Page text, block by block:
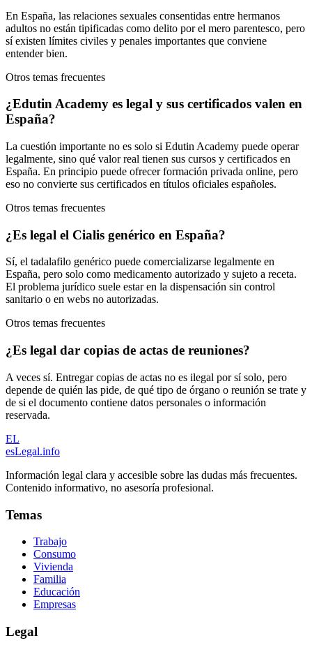
En España, las relaciones sexuales consentidas entre hermanos
adultos no están tipificadas como delito por el mero parentesco, pero
sí existen límites civiles y penales importantes que conviene
entender bien.
Otros temas frecuentes
¿Edutin Academy es legal y sus certificados valen en
España?
La cuestión importante no es solo si Edutin Academy puede operar
legalmente, sino qué valor real tienen sus cursos y certificados en
España. En principio puede ofrecer formación privada online, pero
eso no convierte sus certificados en títulos oficiales españoles.
Otros temas frecuentes
¿Es legal el Cialis genérico en España?
Sí, el tadalafilo genérico puede comercializarse legalmente en
España, pero solo como medicamento autorizado y sujeto a receta.
El problema jurídico suele estar en la dispensación sin control
sanitario o en webs no autorizadas.
Otros temas frecuentes
¿Es legal dar copias de actas de reuniones?
A veces sí. Entregar copias de actas no es ilegal por sí solo, pero
depende de quién las pide, de qué tipo de órgano o reunión se trate y
de si el documento contiene datos personales o información
reservada.
EL
esLegal.info
Información legal clara y accesible sobre las dudas más frecuentes.
Contenido informativo, no asesoría profesional.
Temas
Trabajo
Consumo
Vivienda
Familia
Educación
Empresas
Legal